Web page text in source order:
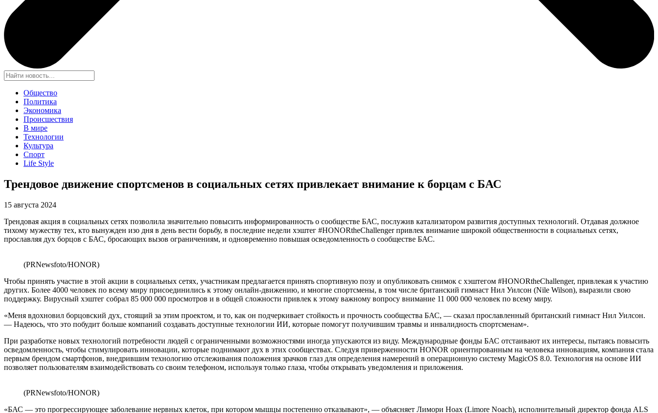
Общество
Политика
Экономика
Происшествия
В мире
Технологии
Культура
Спорт
Life Style
Трендовое движение спортсменов в социальных сетях привлекает внимание к борцам с БАС
15 августа 2024
Трендовая акция в социальных сетях позволила значительно повысить информированность о сообществе БАС, послужив катализатором развития доступных технологий. Отдавая должное
тихому мужеству тех, кто вынужден изо дня в день вести борьбу, в последние недели хэштег #HONORtheChallenger привлек внимание широкой общественности в социальных сетях,
прославляя дух борцов с БАС, бросающих вызов ограничениям, и одновременно повышая осведомленность о сообществе БАС.
(PRNewsfoto/HONOR)
Чтобы принять участие в этой акции в социальных сетях, участникам предлагается принять спортивную позу и опубликовать снимок с хэштегом #HONORtheChallenger, привлекая к участию
других. Более 4000 человек по всему миру присоединились к этому онлайн-движению, и многие спортсмены, в том числе британский гимнаст Нил Уилсон (Nile Wilson), выразили свою
поддержку. Вирусный хэштег собрал 85 000 000 просмотров и в общей сложности привлек к этому важному вопросу внимание 11 000 000 человек по всему миру.
«Меня вдохновил борцовский дух, стоящий за этим проектом, и то, как он подчеркивает стойкость и прочность сообщества БАС, — сказал прославленный британский гимнаст Нил Уилсон.
— Надеюсь, что это побудит больше компаний создавать доступные технологии ИИ, которые помогут получившим травмы и инвалидность спортсменам».
При разработке новых технологий потребности людей с ограниченными возможностями иногда упускаются из виду. Международные фонды БАС отстаивают их интересы, пытаясь повысить
осведомленность, чтобы стимулировать инновации, которые поднимают дух в этих сообществах. Следуя приверженности HONOR ориентированным на человека инновациям, компания стала
первым брендом смартфонов, внедрившим технологию отслеживания положения зрачков глаз для определения намерений в операционную систему MagicOS 8.0. Технология на основе ИИ
позволяет пользователям взаимодействовать со своим телефоном, используя только глаза, чтобы открывать уведомления и приложения.
(PRNewsfoto/HONOR)
«БАС — это прогрессирующее заболевание нервных клеток, при котором мышцы постепенно отказывают», — объясняет Лимори Ноах (Limore Noach), исполнительный директор фонда ALS